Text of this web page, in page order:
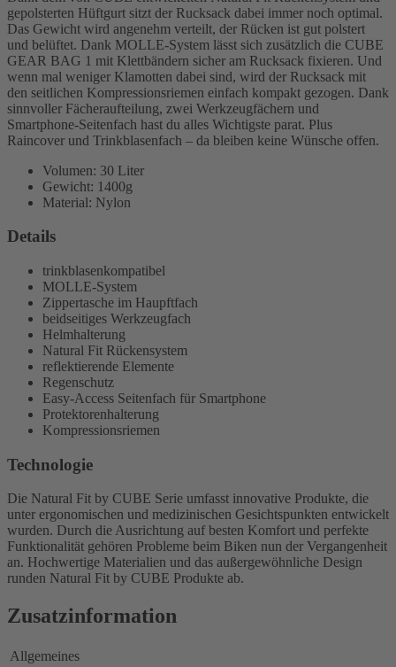
gepolsterten Hüftgurt sitzt der Rucksack dabei immer noch optimal.
Das Gewicht wird angenehm verteilt, der Rücken ist gut polstert
und belüftet. Dank MOLLE-System lässt sich zusätzlich die CUBE
GEAR BAG 1 mit Klettbändern sicher am Rucksack fixieren. Und
wenn mal weniger Klamotten dabei sind, wird der Rucksack mit
den seitlichen Kompressionsriemen einfach kompakt gezogen. Dank
sinnvoller Fächeraufteilung, zwei Werkzeugfächern und
Smartphone-Seitenfach hast du alles Wichtigste parat. Plus
Raincover und Trinkblasenfach – da bleiben keine Wünsche offen.
Volumen: 30 Liter
Gewicht: 1400g
Material: Nylon
Details
trinkblasenkompatibel
MOLLE-System
Zippertasche im Haupftfach
beidseitiges Werkzeugfach
Helmhalterung
Natural Fit Rückensystem
reflektierende Elemente
Regenschutz
Easy-Access Seitenfach für Smartphone
Protektorenhalterung
Kompressionsriemen
Technologie
Die Natural Fit by CUBE Serie umfasst innovative Produkte, die
unter ergonomischen und medizinischen Gesichtspunkten entwickelt
wurden. Durch die Ausrichtung auf besten Komfort und perfekte
Funktionalität gehören Probleme beim Biken nun der Vergangenheit
an. Hochwertige Materialien und das außergewöhnliche Design
runden Natural Fit by CUBE Produkte ab.
Zusatzinformation
Allgemeines